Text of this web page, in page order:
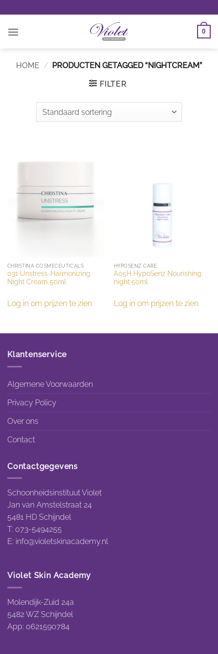
naar
inhoud
0
HOME / PRODUCTEN GETAGGED “NIGHTCREAM”
FILTER
CHRISTINA COSMECEUTICALS
031 Unstress-Harmonizing
Night Cream 50ml
Log in om prijzen te zien
HYPOSENZ CARE
A05H HypoSenz Nourishing
night 50ml
Log in om prijzen te zien
Klantenservice
Algemene Voorwaarden
Privacy Policy
Over ons
Contact
Contactgegevens
Schoonheidsinstituut Violet
Jan van Amstelstraat 24
5481 HD Schijndel
T: 073-5494255
E: info@violetskinacademy.nl
Violet Skin Academy
Molendijk-Zuid 24a
5482 WZ Schijndel
App: 0621590784